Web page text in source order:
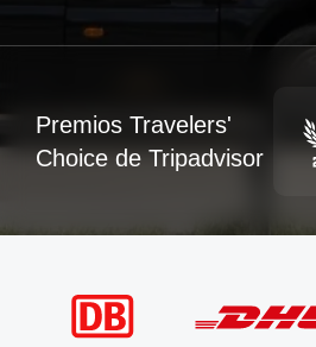
Premios Travelers'
Choice de Tripadvisor